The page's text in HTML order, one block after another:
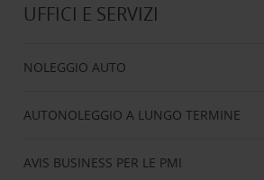
UFFICI E SERVIZI
NOLEGGIO AUTO
AUTONOLEGGIO A LUNGO TERMINE
AVIS BUSINESS PER LE PMI